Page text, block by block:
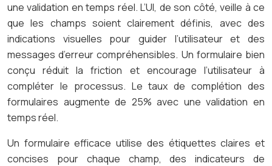
une validation en temps réel. L’UI, de son côté, veille à ce
que les champs soient clairement définis, avec des
indications visuelles pour guider l’utilisateur et des
messages d’erreur compréhensibles. Un formulaire bien
conçu réduit la friction et encourage l’utilisateur à
compléter le processus. Le taux de complétion des
formulaires augmente de 25% avec une validation en
temps réel.
Un formulaire efficace utilise des étiquettes claires et
concises pour chaque champ, des indicateurs de